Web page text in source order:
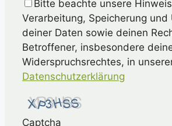
Bitte beachte unsere
Verarbeitung, Speicherung und
deiner Daten sowie deinen
Betroffener, insbesondere
Widerspruchsrechtes, in
Datenschutzerklärung
Captcha